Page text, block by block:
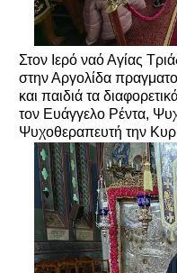
Στον Ιερό ναό Αγίας
στην Αργολίδα
και παιδιά τα
τον Ευάγγελο Ρέντα,
Ψυχοθεραπευτή την